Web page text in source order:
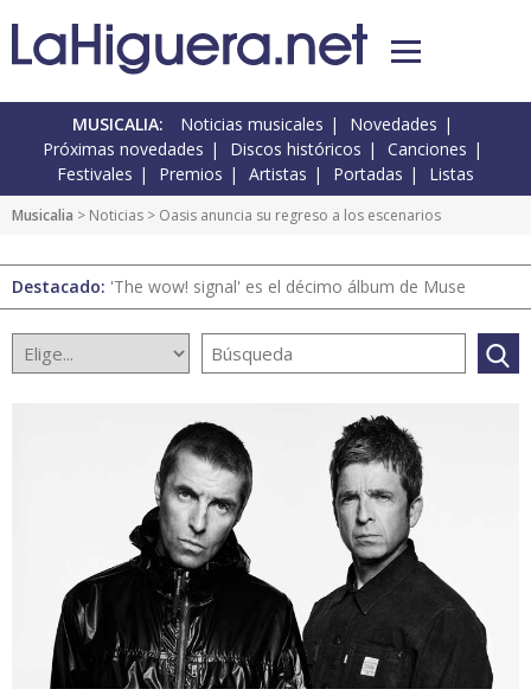
MUSICALIA: Noticias musicales
Novedades
Próximas novedades
Discos históricos
Canciones
Festivales
Premios Artistas Portadas Listas
Musicalia > Noticias > Oasis anuncia su regreso a los escenarios
Destacado: 'The wow! signal' es el décimo álbum de Muse